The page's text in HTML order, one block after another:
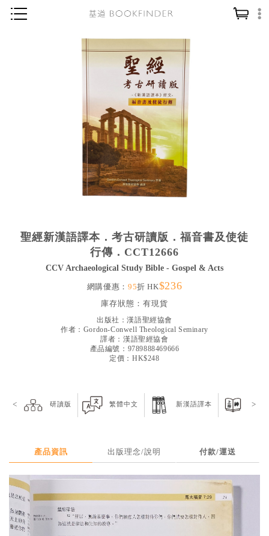
讀經／研經
信仰入門
教會歷史
靈修／禱告
信徒生活
教會事工
社會／倫理
哲學／宗教比較
見證／傳記
童書
得獎作品推介
中文二手書
英文二手書
精選英文書
電子書
聖經新漢語譯本．考古研讀版．福音書及使徒
行傳．CCT12666
CCV Archaeological Study Bible - Gospel & Acts
網購優惠： 95折 HK$236
庫存狀態： 有現貨
出版社：漢語聖經協會
作者： Gordon-Conwell Theological Seminary
譯者：漢語聖經協會
產品編號：9789888469666
定價：HK$248
研讀版 繁體中文 新漢語譯本 神版
< >
產品資訊 出版理念/說明 付款/運送